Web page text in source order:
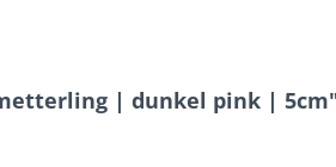
| dunkel pink |